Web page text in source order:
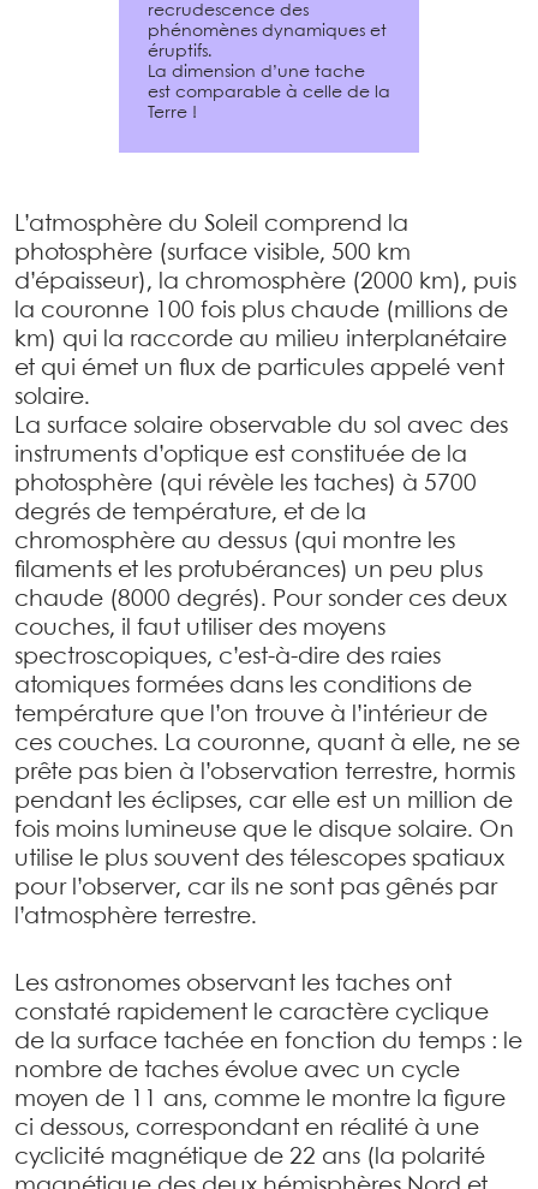
recrudescence des
phénomènes dynamiques et
éruptifs.
La dimension d’une tache
est comparable à celle de la
Terre !
L’atmosphère du Soleil comprend la
photosphère (surface visible, 500 km
d’épaisseur), la chromosphère (2000 km), puis
la couronne 100 fois plus chaude (millions de
km) qui la raccorde au milieu interplanétaire
et qui émet un flux de particules appelé vent
solaire.
La surface solaire observable du sol avec des
instruments d’optique est constituée de la
photosphère (qui révèle les taches) à 5700
degrés de température, et de la
chromosphère au dessus (qui montre les
filaments et les protubérances) un peu plus
chaude (8000 degrés). Pour sonder ces deux
couches, il faut utiliser des moyens
spectroscopiques, c’est-à-dire des raies
atomiques formées dans les conditions de
température que l’on trouve à l’intérieur de
ces couches. La couronne, quant à elle, ne se
prête pas bien à l’observation terrestre, hormis
pendant les éclipses, car elle est un million de
fois moins lumineuse que le disque solaire. On
utilise le plus souvent des télescopes spatiaux
pour l’observer, car ils ne sont pas gênés par
l’atmosphère terrestre.
Les astronomes observant les taches ont
constaté rapidement le caractère cyclique
de la surface tachée en fonction du temps : le
nombre de taches évolue avec un cycle
moyen de 11 ans, comme le montre la figure
ci dessous, correspondant en réalité à une
cyclicité magnétique de 22 ans (la polarité